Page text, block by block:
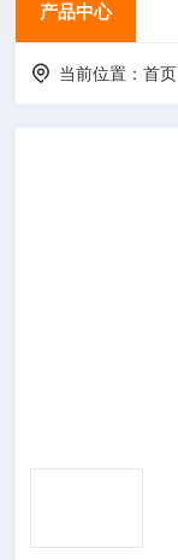
产品中心
当前位置：首页